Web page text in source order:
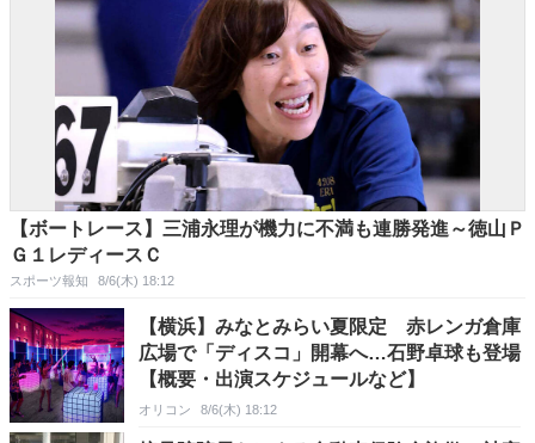
【ボートレース】三浦永理が機力に不満も連勝発進～徳山Ｐ
Ｇ１レディースＣ
スポーツ報知 8/6(木) 18:12
【横浜】みなとみらい夏限定 赤レンガ倉庫
広場で「ディスコ」開幕へ…石野卓球も登場
【概要・出演スケジュールなど】
オリコン 8/6(木) 18:12